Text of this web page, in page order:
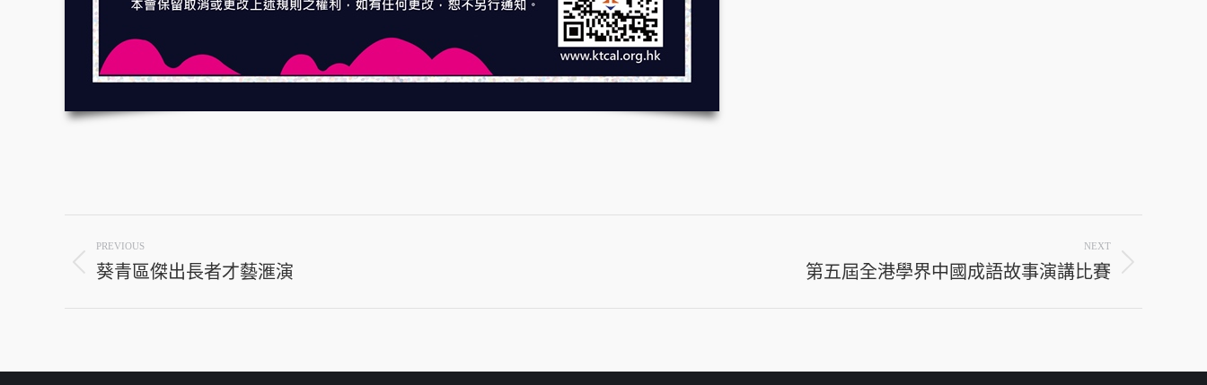
navigation
PREVIOUS
Previous
葵青區傑出長者才藝滙演
NEXT
第五屆全港學界中國成語故事演講比賽